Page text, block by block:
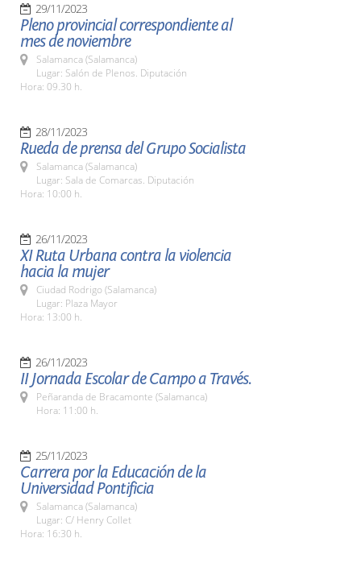
29/11/2023
Pleno provincial correspondiente al
mes de noviembre
Salamanca (Salamanca)
Lugar: Salón de Plenos. Diputación
Hora: 09.30 h.
28/11/2023
Rueda de prensa del Grupo Socialista
Salamanca (Salamanca)
Lugar: Sala de Comarcas. Diputación
Hora: 10:00 h.
26/11/2023
XI Ruta Urbana contra la violencia
hacia la mujer
Ciudad Rodrigo (Salamanca)
Lugar: Plaza Mayor
Hora: 13:00 h.
26/11/2023
II Jornada Escolar de Campo a Través.
Peñaranda de Bracamonte (Salamanca)
Hora: 11:00 h.
25/11/2023
Carrera por la Educación de la
Universidad Pontificia
Salamanca (Salamanca)
Lugar: C/ Henry Collet
Hora: 16:30 h.